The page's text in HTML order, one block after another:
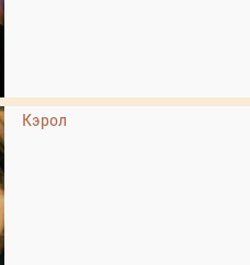
Кэрол